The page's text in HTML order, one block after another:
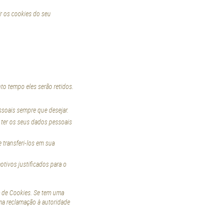
os cookies do seu
tempo eles serão retidos.
sempre que desejar.
os seus dados pessoais
transferi-los em sua
justificados para o
Cookies. Se tem uma
reclamação à autoridade